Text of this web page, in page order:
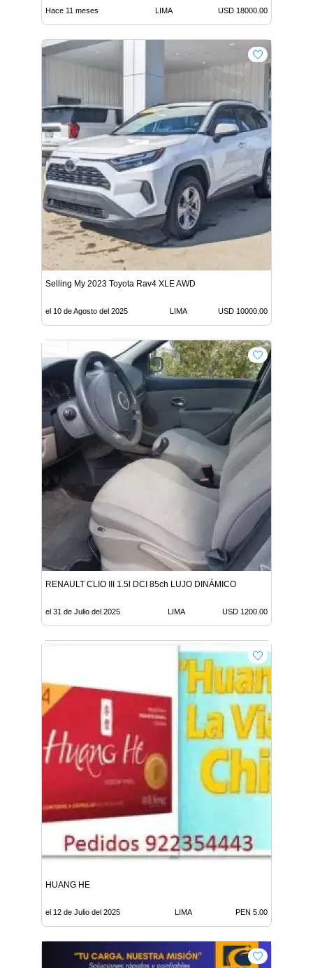
Hace 11 meses LIMA USD 18000.00
Selling My 2023 Toyota Rav4 XLE AWD
el 10 de Agosto del 2025 LIMA USD 10000.00
RENAULT CLIO III 1.5l DCI 85ch LUJO DINÁMICO
el 31 de Julio del 2025 LIMA USD 1200.00
HUANG HE
el 12 de Julio del 2025 LIMA PEN 5.00